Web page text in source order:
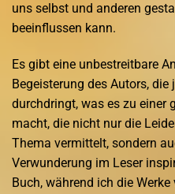
uns selbst und anderen
beeinflussen kann.
Es gibt eine unbestreitbare
Begeisterung des Autors, die
durchdringt, was es zu einer
macht, die nicht nur die
Thema vermittelt, sondern
Verwunderung im Leser
Buch, während ich die